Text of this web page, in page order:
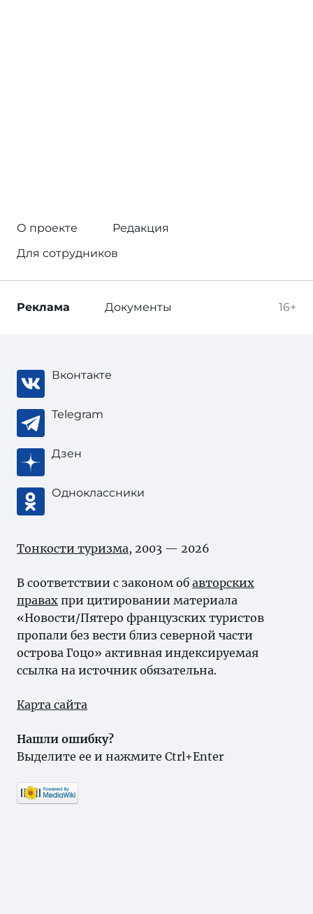
О проекте
Редакция
Для сотрудников
16+
Реклама Документы
Вконтакте
Telegram
Дзен
Одноклассники
Тонкости туризма, 2003 — 2026
В соответствии с законом об авторских
правах при цитировании материала
«Новости/Пятеро французских туристов
пропали без вести близ северной части
острова Гоцо» активная индексируемая
ссылка на источник обязательна.
Карта сайта
Нашли ошибку?
Выделите ее и нажмите Ctrl+Enter